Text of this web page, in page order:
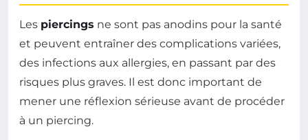
Les piercings ne sont pas anodins pour la santé
et peuvent entraîner des complications variées,
des infections aux allergies, en passant par des
risques plus graves. Il est donc important de
mener une réflexion sérieuse avant de procéder
à un piercing.